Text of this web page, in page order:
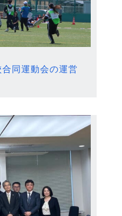
同運動会の運営